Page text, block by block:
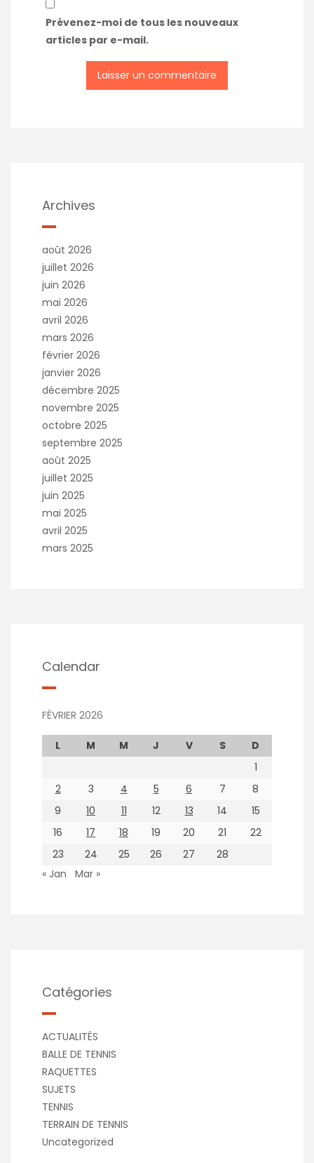
Prévenez-moi de tous les nouveaux
articles par e-mail.
Archives
août 2026
juillet 2026
juin 2026
mai 2026
avril 2026
mars 2026
février 2026
janvier 2026
décembre 2025
novembre 2025
octobre 2025
septembre 2025
août 2025
juillet 2025
juin 2025
mai 2025
avril 2025
mars 2025
Calendar
FÉVRIER 2026
L M M J V S
D
1
2
3 4 5 6 7
8
9
10 11 12 13 14
15
16
17 18 19 20 21
22
23
24 25 26 27
28
« Jan
Mar »
Catégories
ACTUALITÉS
BALLE DE TENNIS
RAQUETTES
SUJETS
TENNIS
TERRAIN DE TENNIS
Uncategorized